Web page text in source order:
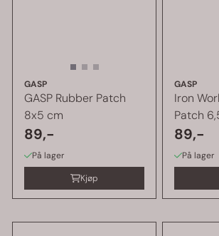
GASP
GASP Rubber Patch
8x5 cm
89,-
På lager
Kjøp
GASP
Iron
Patch
89,-
På lager